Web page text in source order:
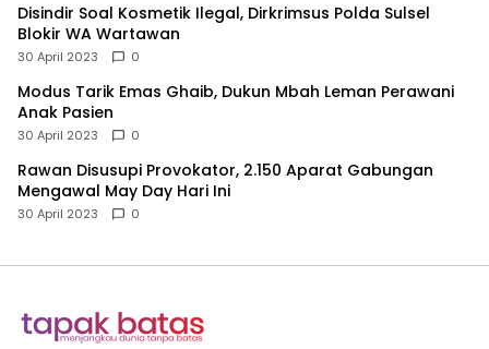
Disindir Soal Kosmetik Ilegal, Dirkrimsus Polda Sulsel
Blokir WA Wartawan
30 April 2023 0
Modus Tarik Emas Ghaib, Dukun Mbah Leman Perawani
Anak Pasien
30 April 2023 0
Rawan Disusupi Provokator, 2.150 Aparat Gabungan
Mengawal May Day Hari Ini
30 April 2023 0